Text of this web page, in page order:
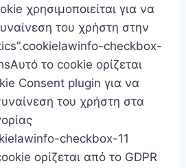
χρησιμοποιείται για να
του χρήστη στην
checkbox-
το cookie ορίζεται
Consent plugin για να
του χρήστη στα
checkbox-11
ορίζεται από το GDPR